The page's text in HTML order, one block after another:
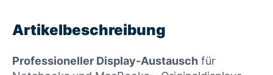
Artikelbeschreibung
Professioneller Display-Austausch für